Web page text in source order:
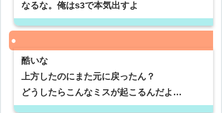
なるな。俺はs3で本気出すよ
酷いな
上方したのにまた元に戻ったん？
どうしたらこんなミスが起こるんだよ…